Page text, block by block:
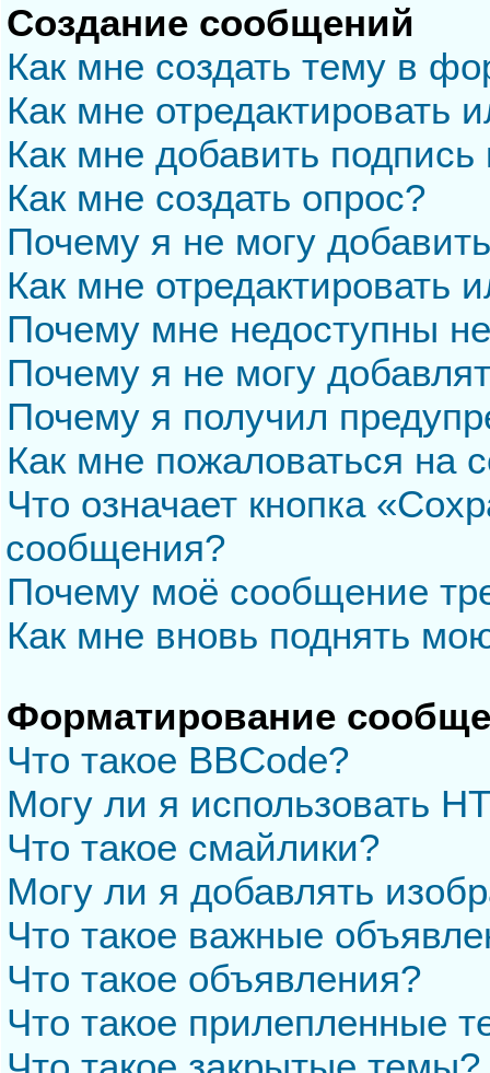
Создание сообщений
Как мне создать тему в
Как мне отредактировать
Как мне добавить
Как мне создать опрос?
Почему я не могу
Как мне отредактировать
Почему мне недоступны
Почему я не могу
Почему я получил
Как мне пожаловаться на
Что означает кнопка
сообщения?
Почему моё сообщение
Как мне вновь поднять
Форматирование
Что такое BBCode?
Могу ли я использовать
Что такое смайлики?
Могу ли я добавлять
Что такое важные
Что такое объявления?
Что такое прилепленные